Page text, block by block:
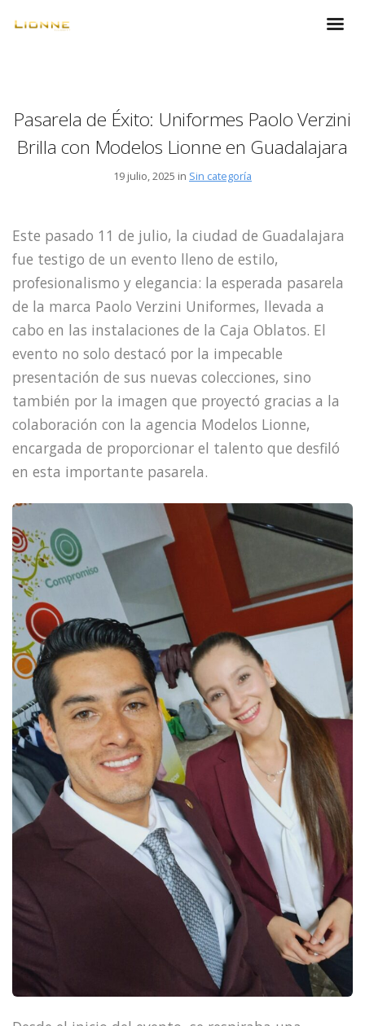
Pasarela de Éxito: Uniformes Paolo Verzini
Brilla con Modelos Lionne en Guadalajara
19 julio, 2025 in Sin categoría
Este pasado 11 de julio, la ciudad de Guadalajara
fue testigo de un evento lleno de estilo,
profesionalismo y elegancia: la esperada pasarela
de la marca Paolo Verzini Uniformes, llevada a
cabo en las instalaciones de la Caja Oblatos. El
evento no solo destacó por la impecable
presentación de sus nuevas colecciones, sino
también por la imagen que proyectó gracias a la
colaboración con la agencia Modelos Lionne,
encargada de proporcionar el talento que desfiló
en esta importante pasarela.